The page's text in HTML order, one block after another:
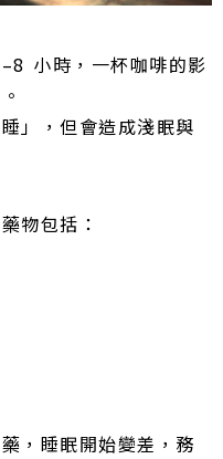
小時，一杯咖啡的影
」，但會造成淺眠與
物包括：
，睡眠開始變差，務